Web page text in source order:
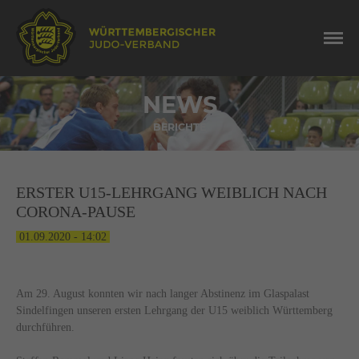
NEWS
BERICHTE
ERSTER U15-LEHRGANG WEIBLICH NACH
CORONA-PAUSE
01.09.2020 - 14:02
Am 29. August konnten wir nach langer Abstinenz im Glaspalast
Sindelfingen unseren ersten Lehrgang der U15 weiblich Württemberg
durchführen.